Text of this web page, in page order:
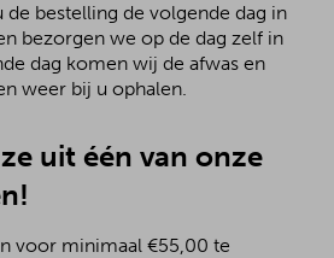
de bestelling de volgende dag in
bezorgen we op de dag zelf in
dag komen wij de afwas en
weer bij u ophalen.
uit één van onze
voor minimaal €55,00 te